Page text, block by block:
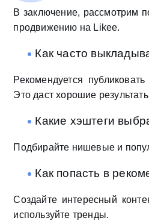
В заключение, рассмотрим
продвижению на Likee.
Как часто
Рекомендуется
Это даст хорошие
Какие хэштеги
Подбирайте нишевые и
Как попасть в
Создайте интересный
используйте тренды.